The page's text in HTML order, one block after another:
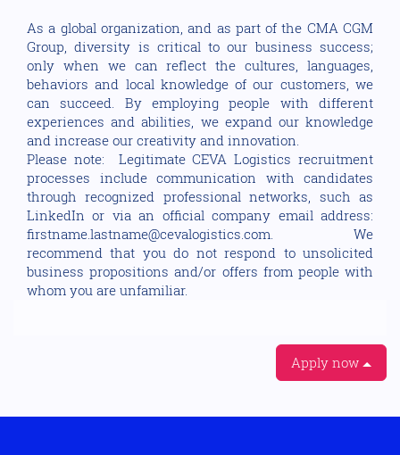
As a global organization, and as part of the CMA CGM
Group, diversity is critical to our business success;
only when we can reflect the cultures, languages,
behaviors and local knowledge of our customers, we
can succeed. By employing people with different
experiences and abilities, we expand our knowledge
and increase our creativity and innovation.
Please note: Legitimate CEVA Logistics recruitment
processes include communication with candidates
through recognized professional networks, such as
LinkedIn or via an official company email address:
firstname.lastname@cevalogistics.com. We
recommend that you do not respond to unsolicited
business propositions and/or offers from people with
whom you are unfamiliar.
Apply now